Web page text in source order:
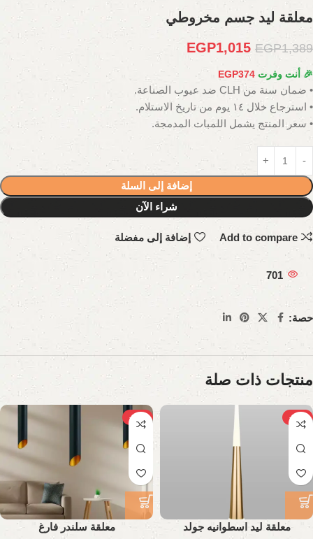
معلقة ليد جسم مخروطي
EGP1,389
EGP1,015
🎉 أنت وفرت EGP374
• ضمان سنة من CLH ضد عيوب الصناعة.
• استرجاع خلال ١٤ يوم من تاريخ الاستلام.
• سعر المنتج يشمل اللمبات المدمجة.
إضافة إلى السلة
شراء الآن
Add to compare إضافة إلى مفضلة
701
حصة:
منتجات ذات صلة
-30%
معلقة ليد اسطوانيه جولد
-23%
معلقة سلندر فارغ